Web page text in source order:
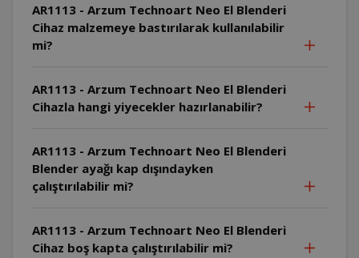
AR1113 - Arzum Technoart Neo El Blenderi
Cihaz malzemeye bastırılarak kullanılabilir
mi?
AR1113 - Arzum Technoart Neo El Blenderi
Cihazla hangi yiyecekler hazırlanabilir?
AR1113 - Arzum Technoart Neo El Blenderi
Blender ayağı kap dışındayken
çalıştırılabilir mi?
AR1113 - Arzum Technoart Neo El Blenderi
Cihaz boş kapta çalıştırılabilir mi?